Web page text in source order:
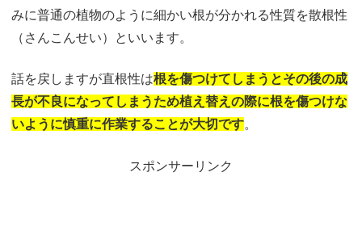
みに普通の植物のように細かい根が分かれる性質を散根性
（さんこんせい）といいます。
話を戻しますが直根性は根を傷つけてしまうとその後の成
長が不良になってしまうため植え替えの際に根を傷つけな
いように慎重に作業することが大切です。
スポンサーリンク